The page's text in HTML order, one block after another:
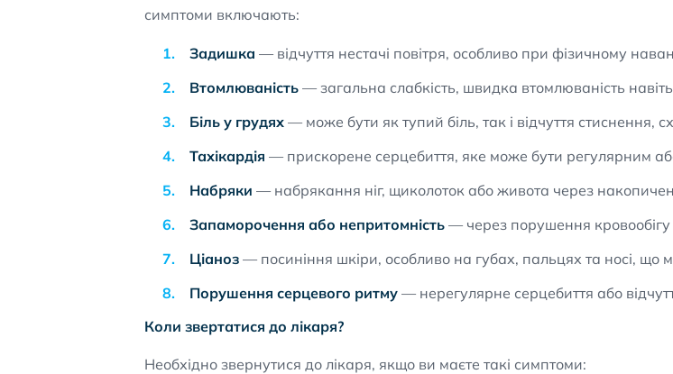
симптоми включають:
Задишка — відчуття нестачі повітря, особливо при фізичному
Втомлюваність — загальна слабкість, швидка втомлюваність
Біль у грудях — може бути як тупий біль, так і відчуття стиснення,
Тахікардія — прискорене серцебиття, яке може бути регулярним
Набряки — набрякання ніг, щиколоток або живота через
Запаморочення або непритомність — через порушення
Ціаноз — посиніння шкіри, особливо на губах, пальцях та носі,
Порушення серцевого ритму — нерегулярне серцебиття або
Коли звертатися до лікаря?
Необхідно звернутися до лікаря, якщо ви маєте такі симптоми: